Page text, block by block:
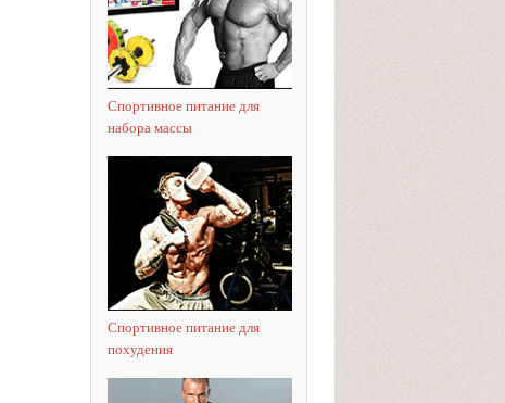
Спортивное питание для
набора массы
Спортивное питание для
похудения